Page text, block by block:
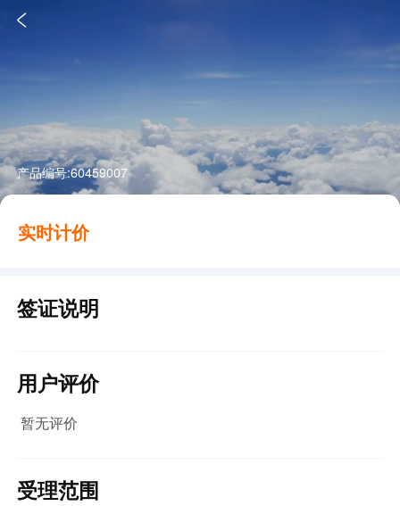

产品编号:60459007
实时计价
签证说明
用户评价
暂无评价
受理范围